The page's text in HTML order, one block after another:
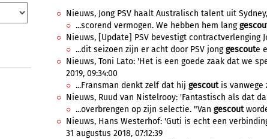
Nieuws, Jong PSV haalt Australisch talent uit
...scorend vermogen. We hebben hem lang
Nieuws, [Update] PSV bevestigt contractverlenging
...dit seizoen zijn er acht door PSV jonggescoute
Nieuws, Toni Lato: 'Het is een goede zaak dat we
2019, 09:34:00
...Fransman denkt zelf dat hij gescoutis vanwege
Nieuws, Ruud van Nistelrooy: 'Fantastisch als dat
...overbrengen op zijn selectie. "Van gescout
Nieuws, Hans Westerhof: 'Guti is echt een
31 augustus 2018, 07:12:39